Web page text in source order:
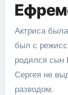
Актриса
был с
родился сын
Сергея не
разводом.